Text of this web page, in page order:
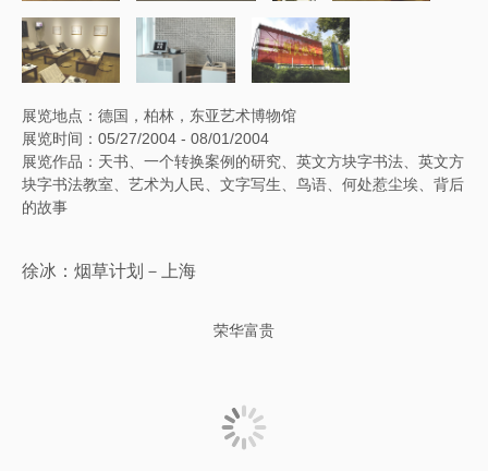
展览地点：德国，柏林，东亚艺术博物馆
展览时间：05/27/2004 - 08/01/2004
展览作品：天书、一个转换案例的研究、英文方块字书法、英文方
块字书法教室、艺术为人民、文字写生、鸟语、何处惹尘埃、背后
的故事
徐冰：烟草计划－上海
荣华富贵